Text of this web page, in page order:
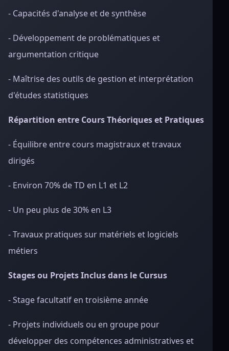
- Capacités d'analyse et de synthèse
- Développement de problématiques et
argumentation critique
- Maîtrise des outils de gestion et interprétation
d'études statistiques
Répartition entre Cours Théoriques et Pratiques
- Équilibre entre cours magistraux et travaux
dirigés
- Environ 70% de TD en L1 et L2
- Un peu plus de 30% en L3
- Travaux pratiques sur matériels et logiciels
métiers
Stages ou Projets Inclus dans le Cursus
- Stage facultatif en troisième année
- Projets individuels ou en groupe pour
développer des compétences administratives et